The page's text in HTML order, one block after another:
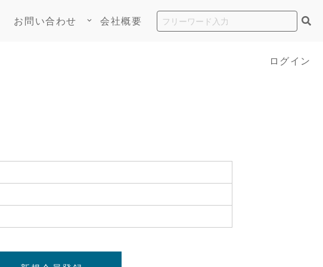
お問い合わせ keyboard_arrow_down 会社概要
ログイン